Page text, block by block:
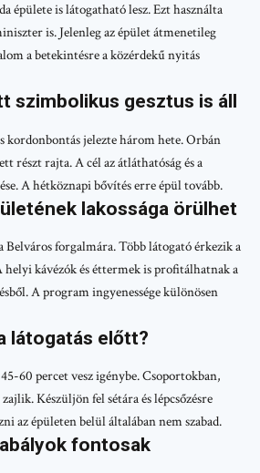
épülete is látogatható lesz. Ezt használta
is. Jelenleg az épület átmenetileg
a betekintésre a közérdekű nyitás
szimbolikus gesztus is áll
kordonbontás jelezte három hete. Orbán
részt rajta. A cél az átláthatóság és a
A hétköznapi bővítés erre épül tovább.
lakossága örülhet
Belváros forgalmára. Több látogató érkezik a
kávézók és éttermek is profitálhatnak a
A program ingyenessége különösen
látogatás előtt?
60 percet vesz igénybe. Csoportokban,
Készüljön fel sétára és lépcsőzésre
az épületen belül általában nem szabad.
fontosak